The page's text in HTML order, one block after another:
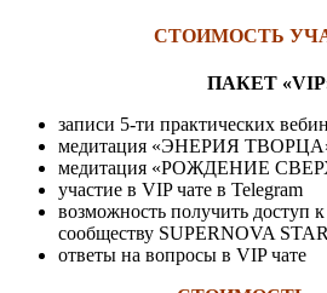
СТОИМОСТЬ
ПАКЕТ
записи 5-ти практических
медитация «ЭНЕРИЯ ТВОРЦА»
медитация «РОЖДЕНИЕ
участие в VIP чате в Telegram
возможность получить доступ
сообществу SUPERNOVA
ответы на вопросы в VIP чате